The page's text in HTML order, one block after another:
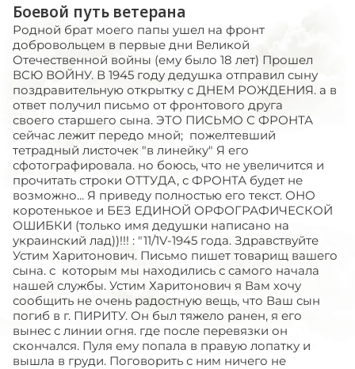
Боевой путь ветерана
Родной брат моего папы ушел на фронт
добровольцем в первые дни Великой
Отечественной войны (ему было 18 лет) Прошел
ВСЮ ВОЙНУ. В 1945 году дедушка отправил сыну
поздравительную открытку с ДНЕМ РОЖДЕНИЯ. а в
ответ получил письмо от фронтового друга
своего старшего сына. ЭТО ПИСЬМО С ФРОНТА
сейчас лежит передо мной; пожелтевший
тетрадный листочек "в линейку" Я его
сфотографировала. но боюсь, что не увеличится и
прочитать строки ОТТУДА, с ФРОНТА будет не
возможно... Я приведу полностью его текст. ОНО
коротенькое и БЕЗ ЕДИНОЙ ОРФОГРАФИЧЕСКОЙ
ОШИБКИ (только имя дедушки написано на
украинский лад))!!! : "11/1V-1945 года. Здравствуйте
Устим Харитонович. Письмо пишет товарищ вашего
сына. с которым мы находились с самого начала
нашей службы. Устим Харитонович я Вам хочу
сообщить не очень радостную вещь, что Ваш сын
погиб в г. ПИРИТУ. Он был тяжело ранен, я его
вынес с линии огня. где после перевязки он
скончался. Пуля ему попала в правую лопатку и
вышла в груди. Поговорить с ним ничего не